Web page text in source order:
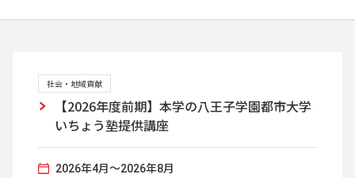
社会・地域貢献
【2026年度前期】本学の八王子学園都市大学
いちょう塾提供講座
2026年4月～2026年8月